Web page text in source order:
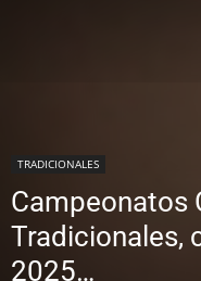
TRADICIONALES
Campeonatos
Tradicionales,
2025…